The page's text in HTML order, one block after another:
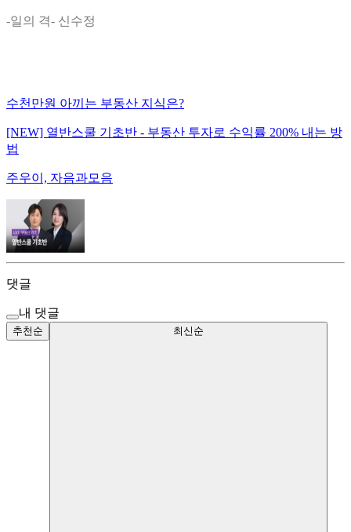
-일의 격- 신수정
수천만원 아끼는 부동산 지식은?
[NEW] 열반스쿨 기초반 - 부동산 투자로 수익률 200% 내는 방
법
주우이, 자음과모음
댓글
내 댓글
추천순 최신순